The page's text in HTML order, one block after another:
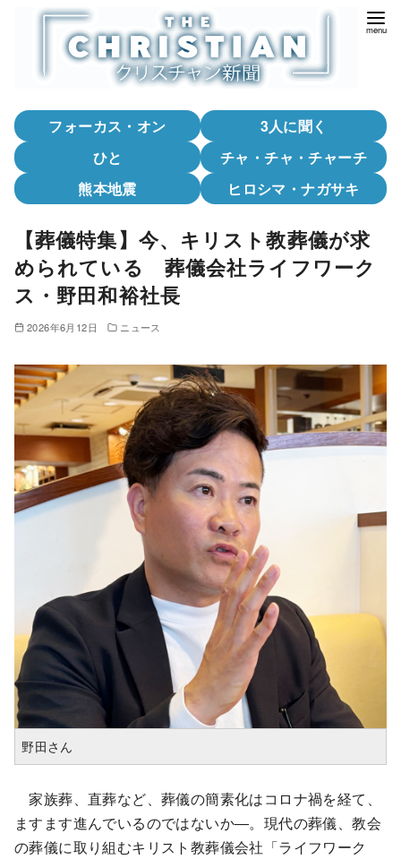
フォーカス・オン
3人に聞く
ひと
チャ・チャ・チャーチ
熊本地震
ヒロシマ・ナガサキ
【葬儀特集】今、キリスト教葬儀が求
められている 葬儀会社ライフワーク
ス・野田和裕社長
2026年6月12日 ニュース
野田さん
家族葬、直葬など、葬儀の簡素化はコロナ禍を経て、
ますます進んでいるのではないか―。現代の葬儀、教会
の葬儀に取り組むキリスト教葬儀会社「ライフワーク